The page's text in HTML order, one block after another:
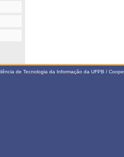
de Tecnologia da Informação da UFPB /